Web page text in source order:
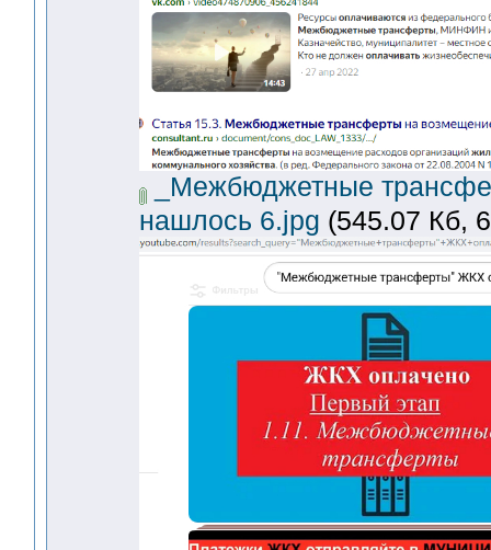
_Межбюджетные
нашлось 6.jpg (545.07 Кб,